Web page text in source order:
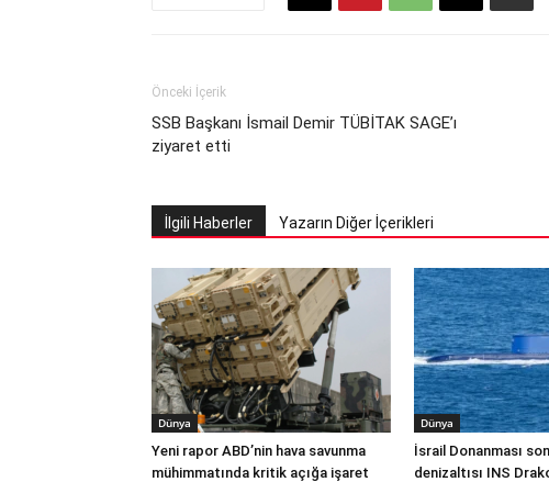
Önceki İçerik
SSB Başkanı İsmail Demir TÜBİTAK SAGE’ı
ziyaret etti
İlgili Haberler Yazarın Diğer İçerikleri
Dünya
Yeni rapor ABD’nin hava savunma
mühimmatında kritik açığa işaret
Dünya
İsrail Donanması
denizaltısı INS